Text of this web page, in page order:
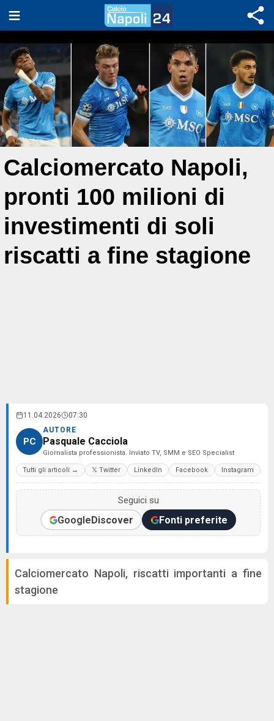
Calciomercato Napoli,
pronti 100 milioni di
investimenti di soli
riscatti a fine stagione
11.04.2026 07:30
PC
AUTORE
Pasquale Cacciola
Giornalista professionista. Inviato TV, SMM e SEO Specialist
Tutti gli articoli → 𝕏 Twitter LinkedIn Facebook Instagram
Seguici su
GoogleDiscover Fonti preferite
Calciomercato Napoli, riscatti importanti a fine
stagione